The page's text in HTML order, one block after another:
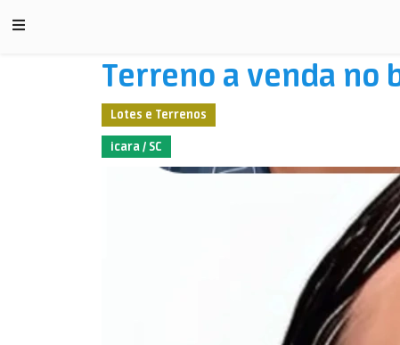
Terreno a venda no
Lotes e Terrenos
icara / SC